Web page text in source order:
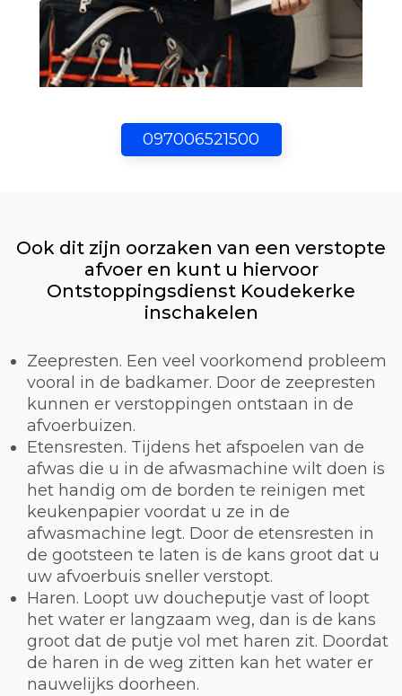
097006521500
Ook dit zijn oorzaken van een verstopte
afvoer en kunt u hiervoor
Ontstoppingsdienst Koudekerke
inschakelen
Zeepresten. Een veel voorkomend probleem
vooral in de badkamer. Door de zeepresten
kunnen er verstoppingen ontstaan in de
afvoerbuizen.
Etensresten. Tijdens het afspoelen van de
afwas die u in de afwasmachine wilt doen is
het handig om de borden te reinigen met
keukenpapier voordat u ze in de
afwasmachine legt. Door de etensresten in
de gootsteen te laten is de kans groot dat u
uw afvoerbuis sneller verstopt.
Haren. Loopt uw doucheputje vast of loopt
het water er langzaam weg, dan is de kans
groot dat de putje vol met haren zit. Doordat
de haren in de weg zitten kan het water er
nauwelijks doorheen.